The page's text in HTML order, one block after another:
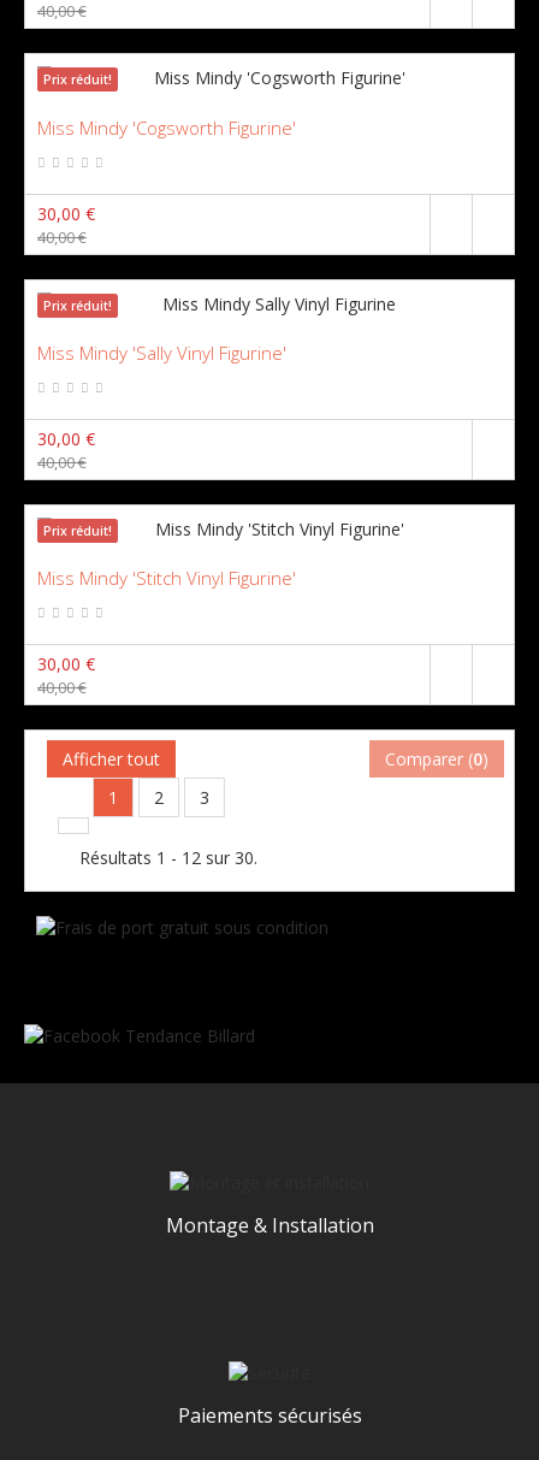
40,00 €
Prix ​​réduit!
Miss Mindy 'Cogsworth Figurine'
30,00 €
40,00 €
Prix ​​réduit!
Miss Mindy 'Sally Vinyl Figurine'
30,00 €
40,00 €
Prix ​​réduit!
Miss Mindy 'Stitch Vinyl Figurine'
30,00 €
40,00 €
Afficher tout
1
2 3
Résultats 1 - 12 sur 30.
Comparer (0)
Montage & Installation
Paiements sécurisés